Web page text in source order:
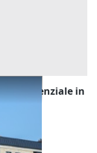
pertinenziale in